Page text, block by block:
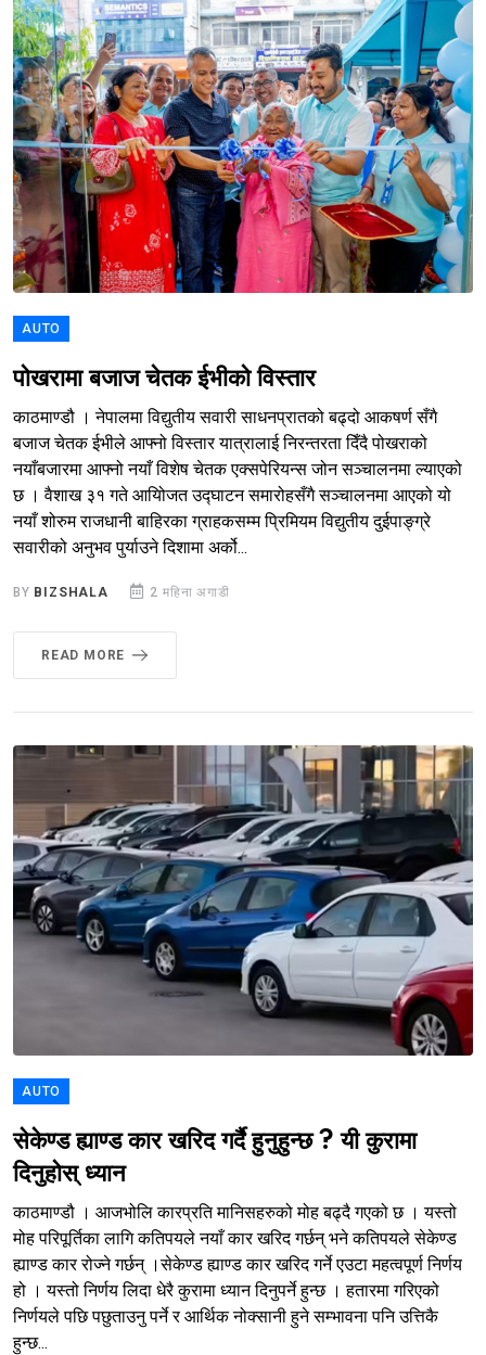
AUTO
पोखरामा बजाज चेतक ईभीको विस्तार
काठमाण्डौ । नेपालमा विद्युतीय सवारी साधनप्रातको बढ्दो आकषर्ण सँगै
बजाज चेतक ईभीले आफ्नो विस्तार यात्रालाई निरन्तरता दिँदै पोखराको
नयाँबजारमा आफ्नो नयाँ विशेष चेतक एक्सपेरियन्स जोन सञ्चालनमा ल्याएको
छ । वैशाख ३१ गते आयोिजत उद्घाटन समारोहसँगै सञ्चालनमा आएको यो
नयाँ शोरुम राजधानी बाहिरका ग्राहकसम्म प्रिमियम विद्युतीय दुईपाङ्ग्रे
सवारीको अनुभव पुर्याउने दिशामा अर्को...
BY BIZSHALA 2 महिना अगाडी
READ MORE
AUTO
सेकेण्ड ह्याण्ड कार खरिद गर्दै हुनुहुन्छ ? यी कुरामा
दिनुहोस् ध्यान
काठमाण्डौ । आजभोलि कारप्रति मानिसहरुको मोह बढ्दै गएको छ । यस्तो
मोह परिपूर्तिका लागि कतिपयले नयाँ कार खरिद गर्छन् भने कतिपयले सेकेण्ड
ह्याण्ड कार रोज्ने गर्छन् ।सेकेण्ड ह्याण्ड कार खरिद गर्ने एउटा महत्वपूर्ण निर्णय
हो । यस्तो निर्णय लिदा धेरै कुरामा ध्यान दिनुपर्ने हुन्छ । हतारमा गरिएको
निर्णयले पछि पछुताउनु पर्ने र आर्थिक नोक्सानी हुने सम्भावना पनि उत्तिकै
हुन्छ...